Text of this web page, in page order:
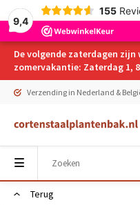
9,4
155
De volgende zaterdagen
zomervakantie: Zaterdag 1,
Verzending in Nederland &
Terug